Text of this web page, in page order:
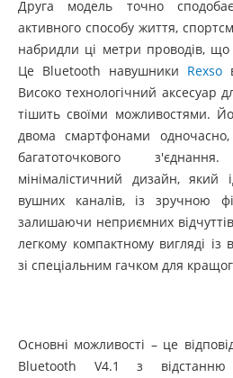
Друга модель точно
активного способу життя,
набридли ці метри проводів, що
Це Bluetooth навушники Rexso
Високо технологічний аксесуар
тішить своїми можливостями.
двома смартфонами
багатоточкового
мінімалістичний дизайн, який
вушних каналів, із зручною
залишаючи неприємних
легкому компактному вигляді із
зі спеціальним гачком для
Основні можливості – це
Bluetooth V4.1 з